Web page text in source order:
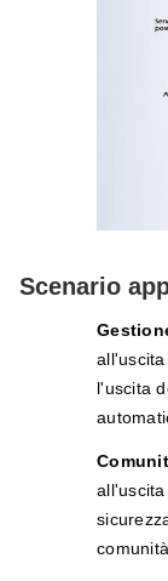
Scenario
l'uscita
comunità.